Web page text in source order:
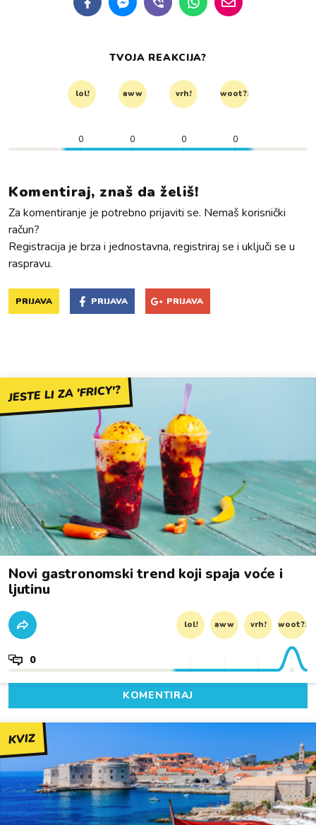
TVOJA REAKCIJA?
lol! aww vrh! woot?!
0 0 0 0
Komentiraj, znaš da želiš!
Za komentiranje je potrebno prijaviti se. Nemaš korisnički
račun?
Registracija je brza i jednostavna, registriraj se i uključi se u
raspravu.
PRIJAVA PRIJAVA PRIJAVA
JESTE LI ZA 'FRICY'?
Novi gastronomski trend koji spaja voće i
ljutinu
lol! aww vrh! woot?!
0
KOMENTIRAJ
KVIZ